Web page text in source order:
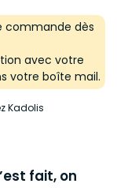
commande dès
avec votre
votre boîte mail.
Kadolis
fait, on